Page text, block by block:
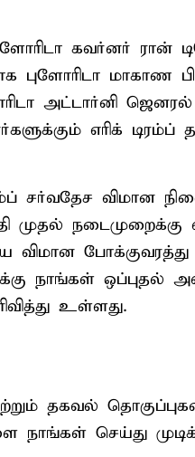
கவர்னர் ரான்
புளோரிடா மாகாண
அட்டார்னி
எரிக்
சர்வதேச விமான
முதல்
விமான போக்குவரத்து
நாங்கள் ஒப்புதல்
உள்ளது.
தகவல்
நாங்கள் செய்து